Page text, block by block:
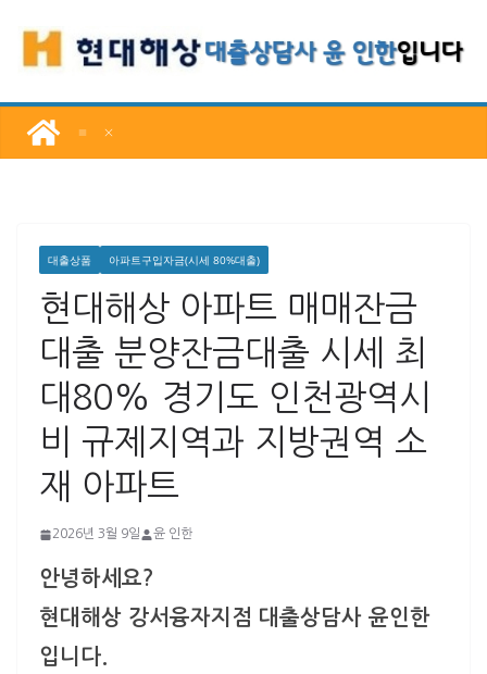
로
너
대출상품 아파트구입자금(시세 80%대출)
현대해상 아파트 매매잔금
대출 분양잔금대출 시세 최
대80% 경기도 인천광역시
비 규제지역과 지방권역 소
재 아파트
2026년 3월 9일 윤 인한
안녕하세요?
현대해상 강서융자지점 대출상담사 윤인한
입니다.